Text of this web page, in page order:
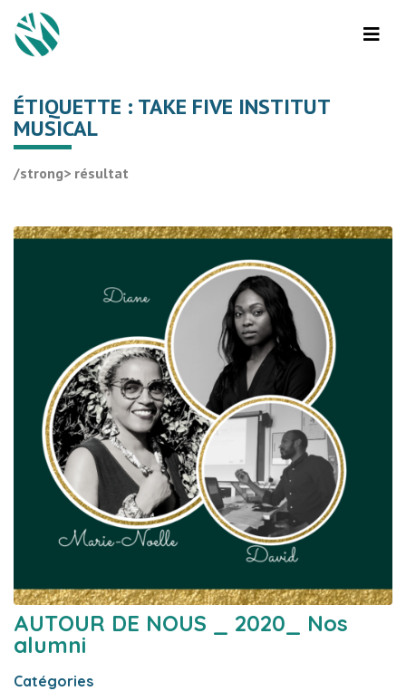
ÉTIQUETTE : TAKE FIVE INSTITUT
MUSICAL
/strong> résultat
AUTOUR DE NOUS _ 2020_ Nos
alumni
Catégories